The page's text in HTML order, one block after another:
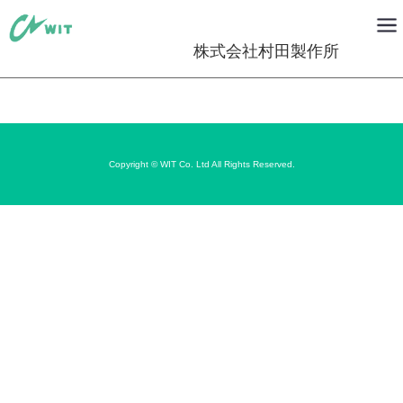
株式会社村田製作所
Copyright © WIT Co. Ltd All Rights Reserved.